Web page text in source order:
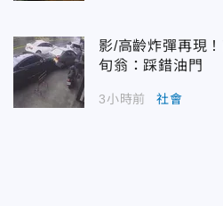
影/高齡炸彈再現
旬翁：踩錯油門
3小時前 社會